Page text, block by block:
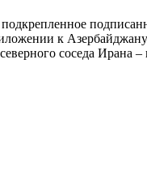
к
соседа Ирана